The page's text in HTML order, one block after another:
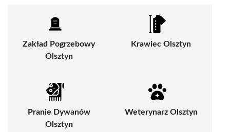
Zakład Pogrzebowy
Olsztyn
Krawiec Olsztyn
Pranie Dywanów
Olsztyn
Weterynarz Olsztyn